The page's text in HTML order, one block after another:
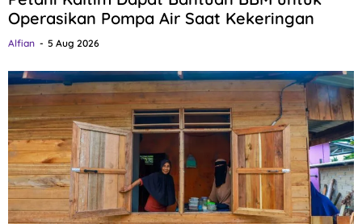
Operasikan Pompa Air Saat Kekeringan
Alfian 5 Aug 2026